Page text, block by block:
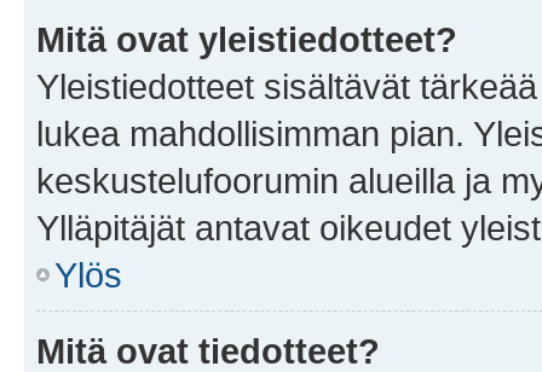
Mitä ovat yleistiedotteet?
Yleistiedotteet sisältävät
lukea mahdollisimman pian.
keskustelufoorumin alueilla ja
Ylläpitäjät antavat oikeudet
Ylös
Mitä ovat tiedotteet?